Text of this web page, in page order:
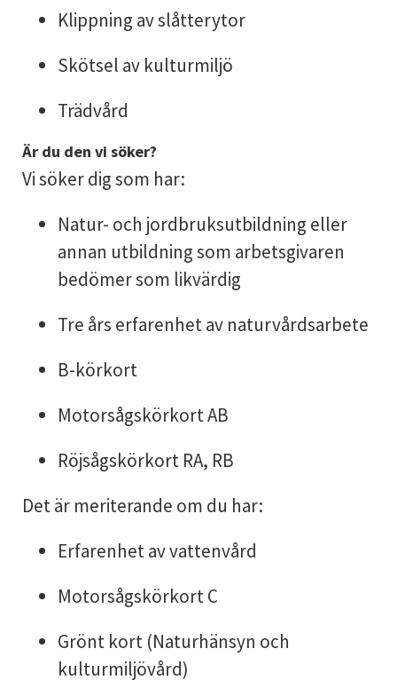
Klippning av slåtterytor
Skötsel av kulturmiljö
Trädvård
Är du den vi söker?
Vi söker dig som har:
Natur- och jordbruksutbildning eller
annan utbildning som arbetsgivaren
bedömer som likvärdig
Tre års erfarenhet av naturvårdsarbete
B-körkort
Motorsågskörkort AB
Röjsågskörkort RA, RB
Det är meriterande om du har:
Erfarenhet av vattenvård
Motorsågskörkort C
Grönt kort (Naturhänsyn och
kulturmiljövård)